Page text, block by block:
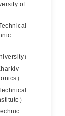
of
）
）
）